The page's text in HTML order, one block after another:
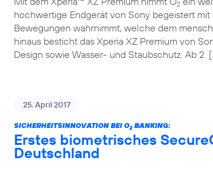
2
hochwertige Endgerät von Sony begeistert
Bewegungen wahrnimmt, welche dem
hinaus besticht das Xperia XZ Premium von
Design sowie Wasser- und Staubschutz. Ab 2.
25. April 2017
SICHERHEITSINNOVATION BEI O2 BANKING:
Erstes biometrisches
Deutschland